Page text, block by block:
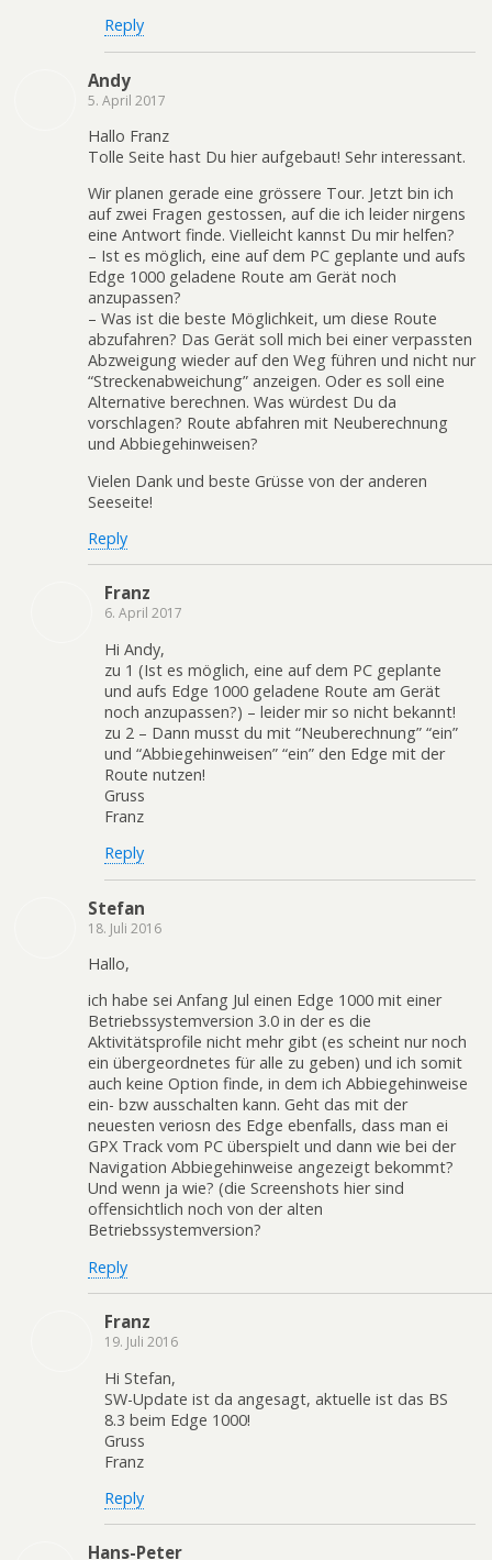
Reply
Andy
5. April 2017
Hallo Franz
Tolle Seite hast Du hier aufgebaut! Sehr interessant.
Wir planen gerade eine grössere Tour. Jetzt bin ich
auf zwei Fragen gestossen, auf die ich leider nirgens
eine Antwort finde. Vielleicht kannst Du mir helfen?
– Ist es möglich, eine auf dem PC geplante und aufs
Edge 1000 geladene Route am Gerät noch
anzupassen?
– Was ist die beste Möglichkeit, um diese Route
abzufahren? Das Gerät soll mich bei einer verpassten
Abzweigung wieder auf den Weg führen und nicht nur
“Streckenabweichung” anzeigen. Oder es soll eine
Alternative berechnen. Was würdest Du da
vorschlagen? Route abfahren mit Neuberechnung
und Abbiegehinweisen?
Vielen Dank und beste Grüsse von der anderen
Seeseite!
Reply
Franz
6. April 2017
Hi Andy,
zu 1 (Ist es möglich, eine auf dem PC geplante
und aufs Edge 1000 geladene Route am Gerät
noch anzupassen?) – leider mir so nicht bekannt!
zu 2 – Dann musst du mit “Neuberechnung” “ein”
und “Abbiegehinweisen” “ein” den Edge mit der
Route nutzen!
Gruss
Franz
Reply
Stefan
18. Juli 2016
Hallo,
ich habe sei Anfang Jul einen Edge 1000 mit einer
Betriebssystemversion 3.0 in der es die
Aktivitätsprofile nicht mehr gibt (es scheint nur noch
ein übergeordnetes für alle zu geben) und ich somit
auch keine Option finde, in dem ich Abbiegehinweise
ein- bzw ausschalten kann. Geht das mit der
neuesten veriosn des Edge ebenfalls, dass man ei
GPX Track vom PC überspielt und dann wie bei der
Navigation Abbiegehinweise angezeigt bekommt?
Und wenn ja wie? (die Screenshots hier sind
offensichtlich noch von der alten
Betriebssystemversion?
Reply
Franz
19. Juli 2016
Hi Stefan,
SW-Update ist da angesagt, aktuelle ist das BS
8.3 beim Edge 1000!
Gruss
Franz
Reply
Hans-Peter